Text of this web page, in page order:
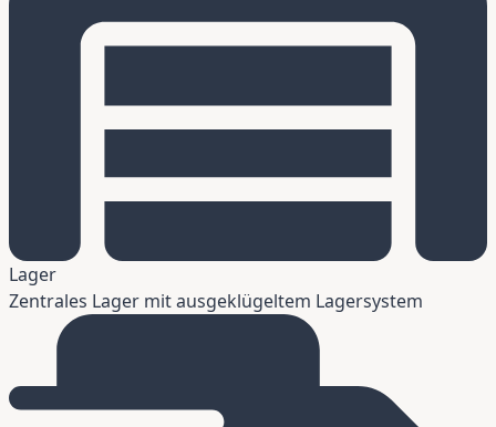
Lager
Zentrales Lager mit ausgeklügeltem Lagersystem